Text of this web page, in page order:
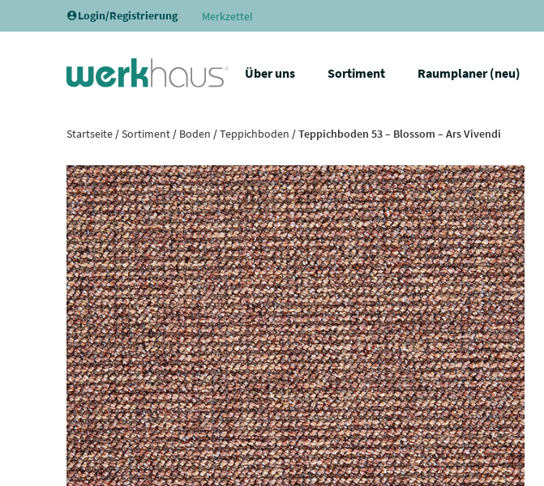
Login/Registrierung Merkzettel
Über uns Sortiment Raumplaner (neu)
Startseite/Sortiment/ Boden /Teppichboden / Teppichboden 53 – Blossom – Ars Vivendi